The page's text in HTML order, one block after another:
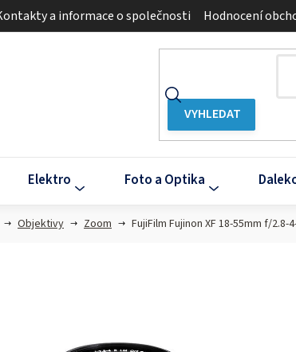
a informace o společnosti Hodnocení
Elektro Foto a Optika
Objektivy Zoom FujiFilm Fujinon XF 18-55mm f/2.8-